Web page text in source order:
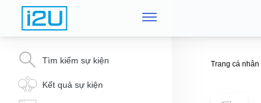
Tìm kiếm sự kiện
Kết quả sự kiện
Trang cá nhân